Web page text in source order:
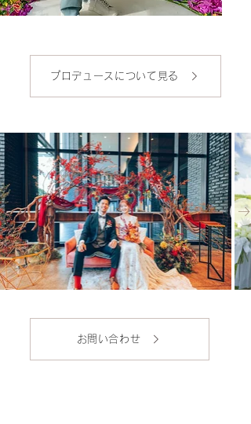
プロデュースについて見る
お問い合わせ